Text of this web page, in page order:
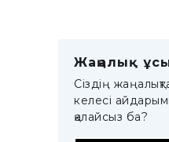
Жаңалық
Сіздің
келесі
қалайсыз ба?